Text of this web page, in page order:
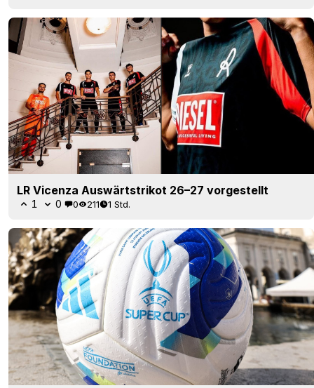
LR Vicenza Auswärtstrikot 26–27 vorgestellt
1 0 0 211 1 Std.